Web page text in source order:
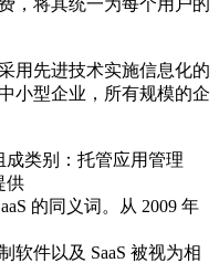
用先进技术实施信息化的
小型企业，所有规模的企
成类别：托管应用管理
供
的同义词。从 2009 年
软件以及 SaaS 被视为相